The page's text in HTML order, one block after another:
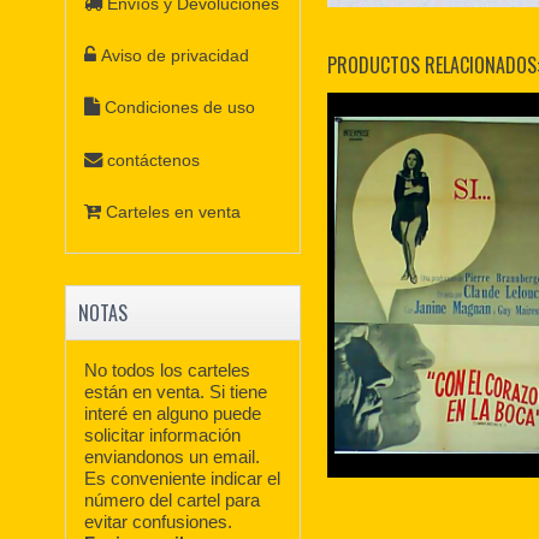
PRODUCTOS
Aviso de privacidad
Condiciones de uso
contáctenos
Carteles en venta
NOTAS
No todos los carteles
están en venta. Si tiene
interé en alguno puede
solicitar información
enviandonos un email.
Es conveniente indicar el
número del cartel para
evitar confusiones.